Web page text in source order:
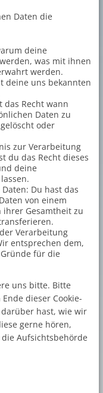
Daten die
deine
was mit ihnen
werden.
deine uns bekannten
das Recht wann
Daten zu
oder
zur Verarbeitung
du das Recht dieses
deine
Du hast das
von einem
Gesamtheit zu
Verarbeitung
entsprechen dem,
für die
uns bitte. Bitte
dieser Cookie-
hast, wie wir
gerne hören,
Aufsichtsbehörde